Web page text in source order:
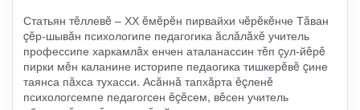
Статьян тĕллевĕ ‒ ХХ ĕмĕрĕн пирвайхи чĕрĕкĕнче Тăван
çĕр-шывăн психологипе педагогика ăслăлăхĕ учитель
профессипе харкамлăх енчен аталанассин тĕп çул-йĕрĕ
пирки мĕн каланине историпе педаогика тишкерĕвĕ çине
таянса пăхса тухасси. Асăннă тапхăрта ĕçленĕ
психологсемпе педагогсен ĕçĕсем, вĕсен учитель